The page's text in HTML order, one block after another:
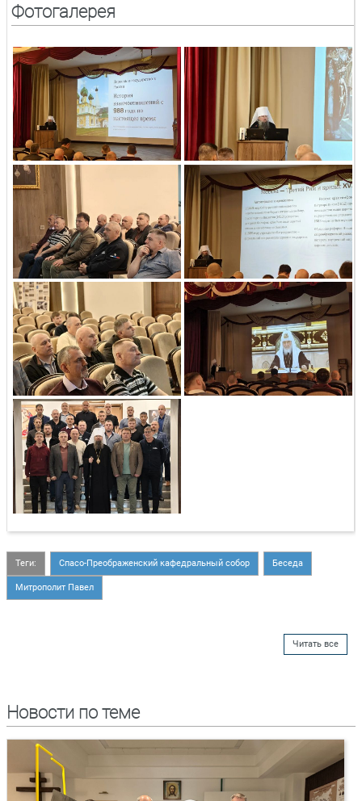
Фотогалерея
Теги: Спасо-Преображенский кафедральный собор Беседа
Митрополит Павел
Читать все
Новости по теме